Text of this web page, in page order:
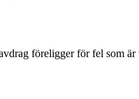
föreligger för fel som är